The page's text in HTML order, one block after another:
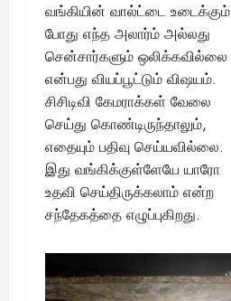
வங்கியின் வால்ட்டை உடைக்கும்
போது எந்த அலார்ம் அல்லது
சென்சார்களும் ஒலிக்கவில்லை
என்பது வியப்பூட்டும் விஷயம்.
சிசிடிவி கேமராக்கள் வேலை
செய்து கொண்டிருந்தாலும்,
எதையும் பதிவு செய்யவில்லை.
இது வங்கிக்குள்ளேயே யாரோ
உதவி செய்திருக்கலாம் என்ற
சந்தேகத்தை எழுப்புகிறது.